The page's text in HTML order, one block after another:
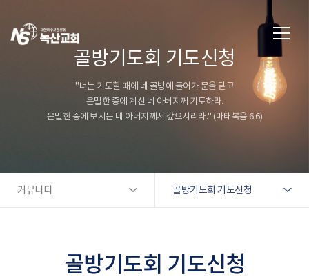
골방기도회 기도신청
"너는 기도할 때에 네 골방에 들어가 문을 닫고
은밀한 중에 계신 네 아버지께 기도하라.
은밀한 중에 보시는 네 아버지께서 갚으시리라." (마태복음 6:6)
커뮤니티 골방기도회 기도신청
골방기도회 기도신청